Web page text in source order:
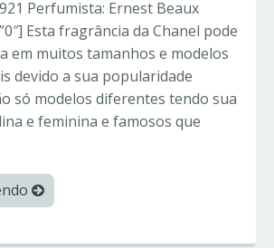
Perfumista: Ernest Beaux
Esta fragrância da Chanel pode
em muitos tamanhos e modelos
devido a sua popularidade
só modelos diferentes tendo sua
e feminina e famosos que